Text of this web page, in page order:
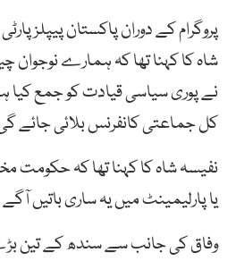
پروگرام کے دوران پاکستان پیپلز
شاہ کا کہنا تھا کہ ہمارے نوجوان
نے پوری سیاسی قیادت کو جمع
کل جماعتی کانفرنس بلائی جائے
نفیسہ شاہ کا کہنا تھا کہ حکومت
یا پارلیمینٹ میں یہ ساری باتیں
وفاق کی جانب سے سندھ کے تین